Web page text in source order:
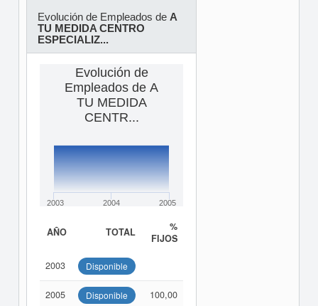
Evolución de Empleados de A
TU MEDIDA CENTRO
ESPECIALIZ...
Evolución de
Empleados de A
TU MEDIDA
CENTR...
2003 2004 2005
AÑO TOTAL
%
FIJOS
2003 Disponible
2005 Disponible 100,00